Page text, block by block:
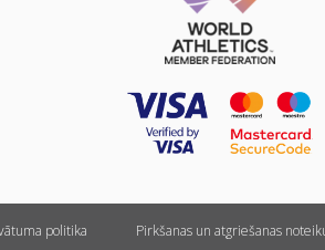
politika Pirkšanas un atgriešanas